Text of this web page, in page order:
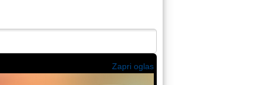
Zapri oglas